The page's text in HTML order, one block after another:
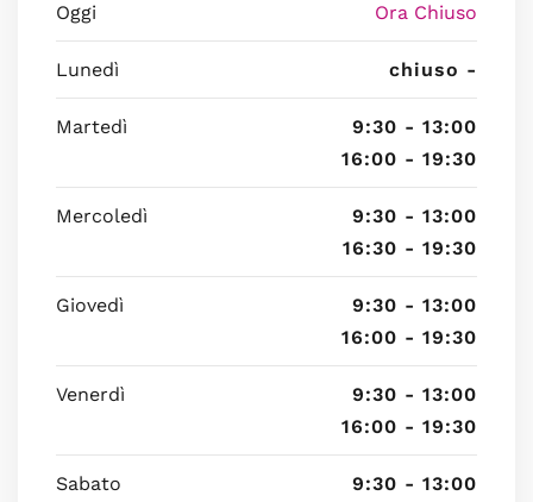
Oggi Ora Chiuso
Lunedì chiuso -
Martedì
9:30 - 13:00
16:00 - 19:30
Mercoledì
9:30 - 13:00
16:30 - 19:30
Giovedì
9:30 - 13:00
16:00 - 19:30
Venerdì
9:30 - 13:00
16:00 - 19:30
Sabato
9:30 - 13:00